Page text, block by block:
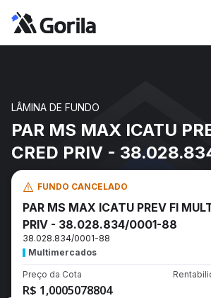
LÂMINA DE FUNDO
PAR MS MAX ICATU
CRED PRIV -
FUNDO CANCELADO
PAR MS MAX ICATU PREV FI
PRIV - 38.028.834/0001-88
38.028.834/0001-88
Multimercados
Preço da Cota
R$ 1,0005078804